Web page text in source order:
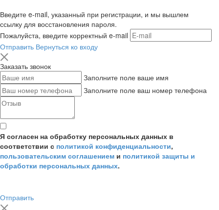
Введите e-mail, указанный при регистрации, и мы вышлем
ссылку для восстановления пароля.
Пожалуйста, введите корректный e-mail
Отправить Вернуться ко входу
Заказать звонок
Заполните поле ваше имя
Заполните поле ваш номер телефона
Я согласен на обработку персональных данных в
соответствии с политикой конфиденциальности,
пользовательским соглашением и политикой защиты и
обработки персональных данных.
Отправить